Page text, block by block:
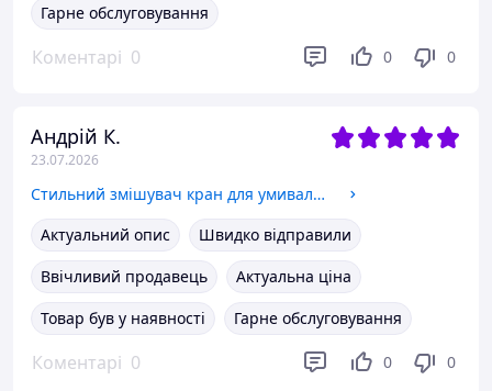
Гарне обслуговування
Коментарі 0 0 0
Андрій К.
23.07.2026
Стильний змішувач кран для умивальника раковини Крани для раковин Змішувач для ванної кімнати трансформер
Актуальний опис
Швидко відправили
Ввічливий продавець
Актуальна ціна
Товар був у наявності
Гарне обслуговування
Коментарі 0 0 0